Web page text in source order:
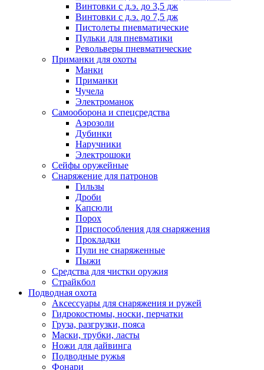
Винтовки с д.э. до 3,5 дж
Винтовки с д.э. до 7,5 дж
Пистолеты пневматические
Пульки для пневматики
Револьверы пневматические
Приманки для охоты
Манки
Приманки
Чучела
Электроманок
Самооборона и спецсредства
Аэрозоли
Дубинки
Наручники
Электрошоки
Сейфы оружейные
Снаряжение для патронов
Гильзы
Дроби
Капсюли
Порох
Приспособления для снаряжения
Прокладки
Пули не снаряженные
Пыжи
Средства для чистки оружия
Страйкбол
Подводная охота
Аксессуары для снаряжения и ружей
Гидрокостюмы, носки, перчатки
Груза, разгрузки, пояса
Маски, трубки, ласты
Ножи для дайвинга
Подводные ружья
Фонари